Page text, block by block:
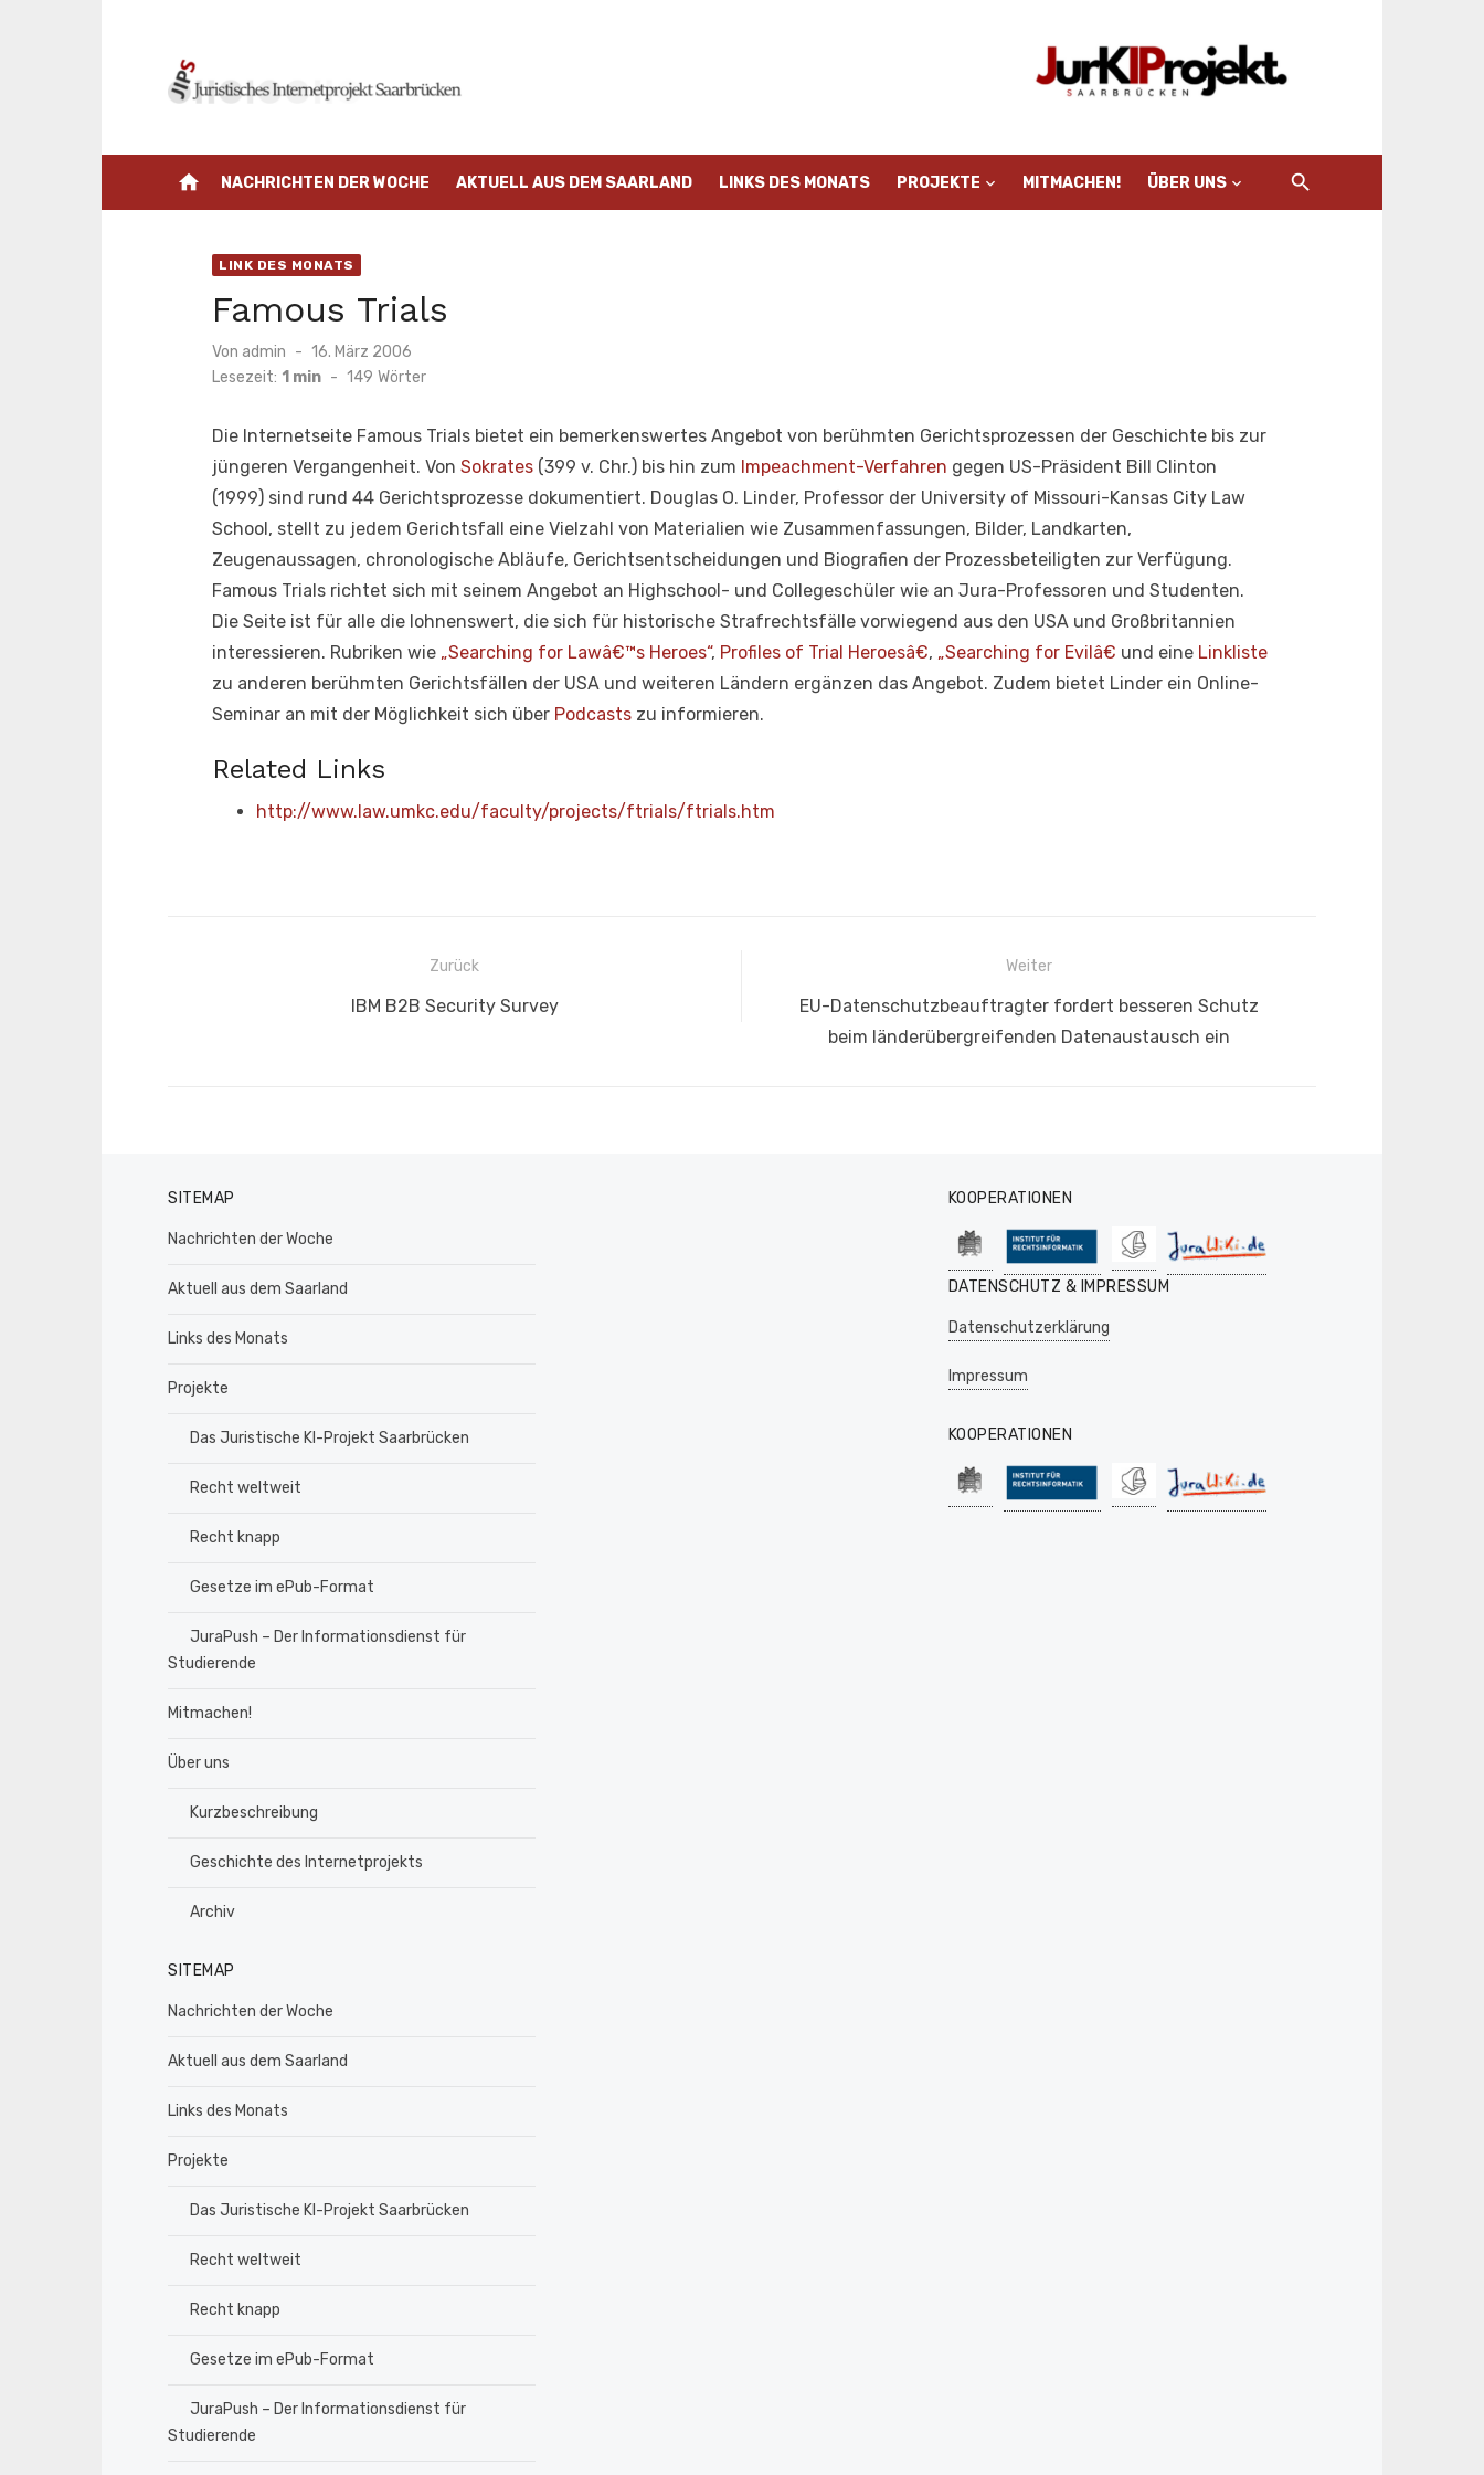
home NACHRICHTEN DER WOCHE AKTUELL AUS DEM SAARLAND LINKS DES MONATS PROJEKTE MITMACHEN! ÜBER UNS
LINK DES MONATS
Famous Trials
Von admin
Veröffentlicht
am
16. März 2006
Lesezeit: 1 min - 149 Wörter
Die Internetseite Famous Trials bietet ein bemerkenswertes Angebot von berühmten Gerichtsprozessen der Geschichte bis zur
jüngeren Vergangenheit. Von Sokrates (399 v. Chr.) bis hin zum Impeachment-Verfahren gegen US-Präsident Bill Clinton
(1999) sind rund 44 Gerichtsprozesse dokumentiert. Douglas O. Linder, Professor der University of Missouri-Kansas City Law
School, stellt zu jedem Gerichtsfall eine Vielzahl von Materialien wie Zusammenfassungen, Bilder, Landkarten,
Zeugenaussagen, chronologische Abläufe, Gerichtsentscheidungen und Biografien der Prozessbeteiligten zur Verfügung.
Famous Trials richtet sich mit seinem Angebot an Highschool- und Collegeschüler wie an Jura-Professoren und Studenten.
Die Seite ist für alle die lohnenswert, die sich für historische Strafrechtsfälle vorwiegend aus den USA und Großbritannien
interessieren. Rubriken wie „Searching for Lawâ€™s Heroes“, Profiles of Trial Heroesâ€, „Searching for Evilâ€ und eine Linkliste
zu anderen berühmten Gerichtsfällen der USA und weiteren Ländern ergänzen das Angebot. Zudem bietet Linder ein Online-
Seminar an mit der Möglichkeit sich über Podcasts zu informieren.
Related Links
http://www.law.umkc.edu/faculty/projects/ftrials/ftrials.htm
BeitragsnavigationZurück
Vorheriger
IBM B2B Security Survey
Weiter
Nächster
Beitrag:
EU-Datenschutzbeauftragter fordert besseren Schutz
beim länderübergreifenden Datenaustausch ein
SITEMAP
Nachrichten der Woche
Aktuell aus dem Saarland
Links des Monats
Projekte
Das Juristische KI-Projekt Saarbrücken
Recht weltweit
Recht knapp
Gesetze im ePub-Format
JuraPush – Der Informationsdienst für
Studierende
Mitmachen!
Über uns
Kurzbeschreibung
Geschichte des Internetprojekts
Archiv
SITEMAP
Nachrichten der Woche
Aktuell aus dem Saarland
Links des Monats
Projekte
Das Juristische KI-Projekt Saarbrücken
Recht weltweit
Recht knapp
Gesetze im ePub-Format
JuraPush – Der Informationsdienst für
Studierende
KOOPERATIONEN
DATENSCHUTZ & IMPRESSUM
Datenschutzerklärung
Impressum
KOOPERATIONEN